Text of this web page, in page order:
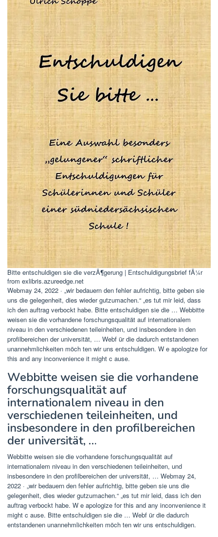
Bitte entschuldigen sie die verzÃ¶gerung | Entschuldigungsbrief fÃ¼r
from exlibris.azureedge.net
Webmay 24, 2022 · „wir bedauern den fehler aufrichtig, bitte geben sie
uns die gelegenheit, dies wieder gutzumachen.“ „es tut mir leid, dass
ich den auftrag verbockt habe. Bitte entschuldigen sie die … Webbitte
weisen sie die vorhandene forschungsqualität auf internationalem
niveau in den verschiedenen teileinheiten, und insbesondere in den
profilbereichen der universität, … Webf ür die dadurch entstandenen
unannehmlichkeiten möch ten wir uns entschuldigen. W e apologize for
this and any inconvenience it might c ause.
Webbitte weisen sie die vorhandene
forschungsqualität auf
internationalem niveau in den
verschiedenen teileinheiten, und
insbesondere in den profilbereichen
der universität, …
Webbitte weisen sie die vorhandene forschungsqualität auf
internationalem niveau in den verschiedenen teileinheiten, und
insbesondere in den profilbereichen der universität, … Webmay 24,
2022 · „wir bedauern den fehler aufrichtig, bitte geben sie uns die
gelegenheit, dies wieder gutzumachen.“ „es tut mir leid, dass ich den
auftrag verbockt habe. W e apologize for this and any inconvenience it
might c ause. Bitte entschuldigen sie die … Webf ür die dadurch
entstandenen unannehmlichkeiten möch ten wir uns entschuldigen.